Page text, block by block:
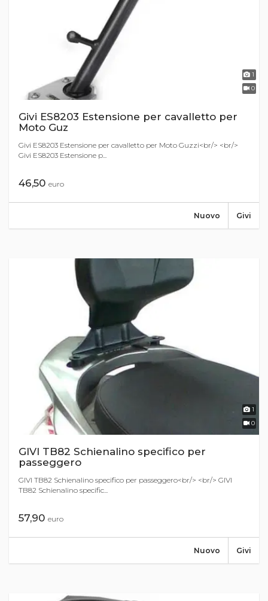
1
0
Givi ES8203 Estensione per cavalletto per
Moto Guz
Givi ES8203 Estensione per cavalletto per Moto Guzzi<br/> <br/>
Givi ES8203 Estensione p...
46,50 euro
Givi
Nuovo
1
0
GIVI TB82 Schienalino specifico per
passeggero
GIVI TB82 Schienalino specifico per passeggero<br/> <br/> GIVI
TB82 Schienalino specific...
57,90 euro
Givi
Nuovo